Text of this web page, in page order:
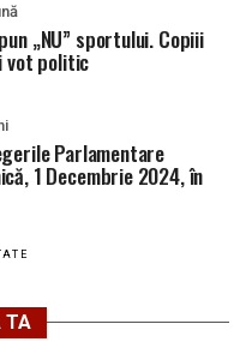
„NU” sportului. Copiii
vot politic
Parlamentare
1 Decembrie 2024, în
TA